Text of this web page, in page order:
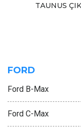
TAUNUS
FORD
Ford B-Max
Ford C-Max